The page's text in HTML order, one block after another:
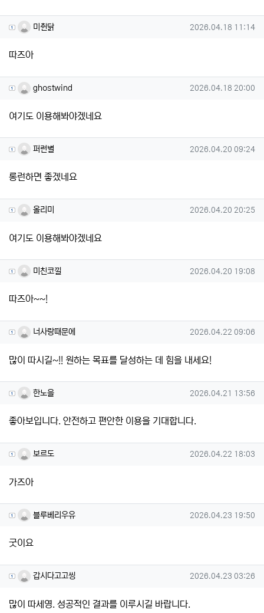
미췬닭님의 댓글
미췬닭 작성일
2026.04.18 11:14
따즈아
ghostwind님의 댓글
ghostwind 작성일
2026.04.18 20:00
여기도 이용해봐야겠네요
퍼런별님의 댓글
퍼런별 작성일
2026.04.20 09:24
롱런하면 좋겠네요
올리미님의 댓글
올리미 작성일
2026.04.20 20:25
여기도 이용해봐야겠네요
미친코낄님의 댓글
미친코낄 작성일
2026.04.20 19:08
따즈아~~!
너사랑때문에님의 댓글
너사랑때문에 작성일
2026.04.22 09:06
많이 따시길~!! 원하는 목표를 달성하는 데 힘을 내세요!
한노을님의 댓글
한노을 작성일
2026.04.21 13:56
좋아보입니다. 안전하고 편안한 이용을 기대합니다.
보르도님의 댓글
보르도 작성일
2026.04.22 18:03
가즈아
블루베리우유님의 댓글
블루베리우유 작성일
2026.04.23 19:50
굿이요
갑시다고고씽님의 댓글
갑시다고고씽 작성일
2026.04.23 03:26
많이 따세영. 성공적인 결과를 이루시길 바랍니다.